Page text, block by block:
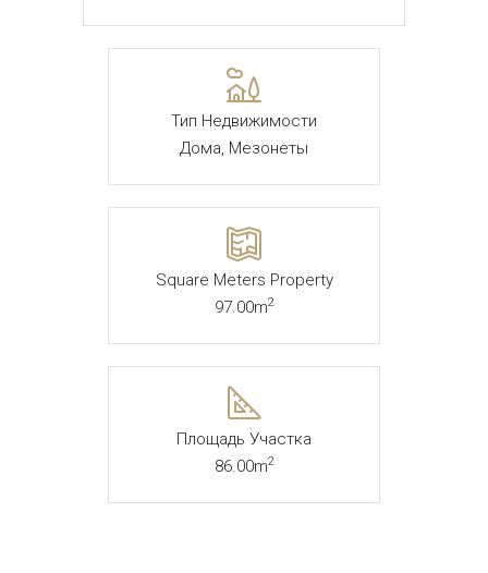
Тип Недвижимости
Дома, Мезонеты
Square Meters Property
97.00m2
Площадь Участка
86.00m2